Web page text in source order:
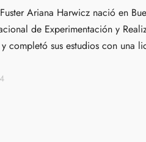
Ariana Harwicz nació en
de Experimentación y
completó sus estudios con una